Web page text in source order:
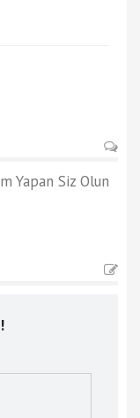
Yapan Siz Olun